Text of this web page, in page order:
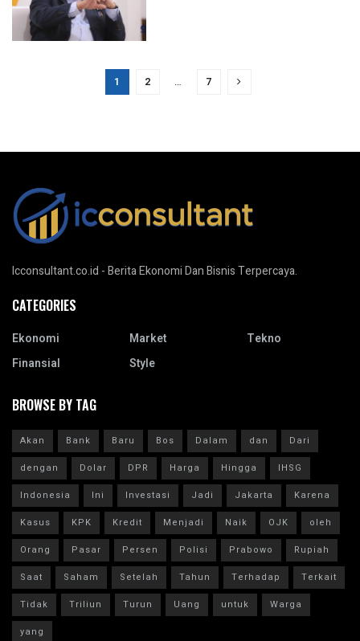
1 2 … 7
Icconsultant.co.id - Berita Ekonomi Dan Bisnis Terpercaya.
CATEGORIES
Ekonomi
Finansial
Market
Style
Tekno
BROWSE BY TAG
Akan Bank Baru Bos Dalam dan
Dari
dengan
Dolar DPR Harga Hingga
IHSG
Indonesia
Ini Investasi Jadi Jakarta
Karena
Kasus
KPK Kredit Menjadi Naik OJK
oleh
Orang
Pasar Persen Polisi Prabowo
Rupiah
Saat
Saham Setelah Tahun Terhadap
Terkait
Tidak
Triliun Turun Uang untuk
Warga
yang